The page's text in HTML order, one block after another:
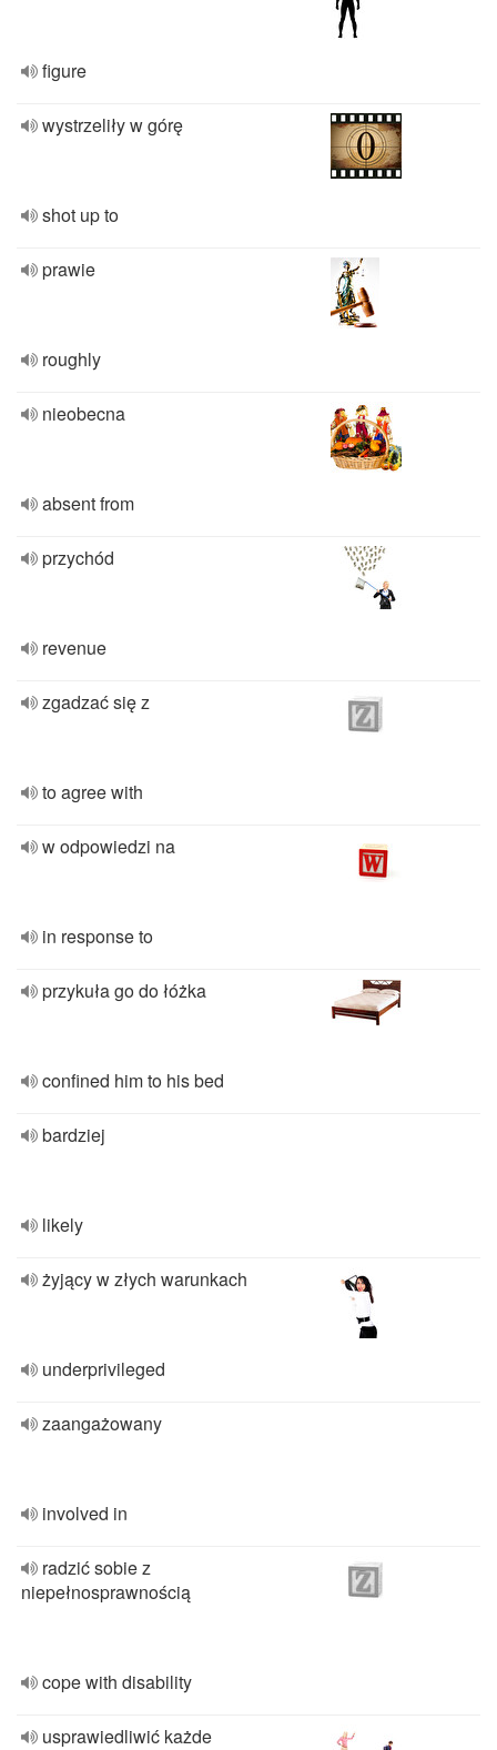
figure
wystrzeliły w górę
shot up to
prawie
roughly
nieobecna
absent from
przychód
revenue
zgadzać się z
to agree with
w odpowiedzi na
in response to
przykuła go do łóżka
confined him to his bed
bardziej
likely
żyjący w złych warunkach
underprivileged
zaangażowany
involved in
radzić sobie z
niepełnosprawnością
cope with disability
usprawiedliwić każde